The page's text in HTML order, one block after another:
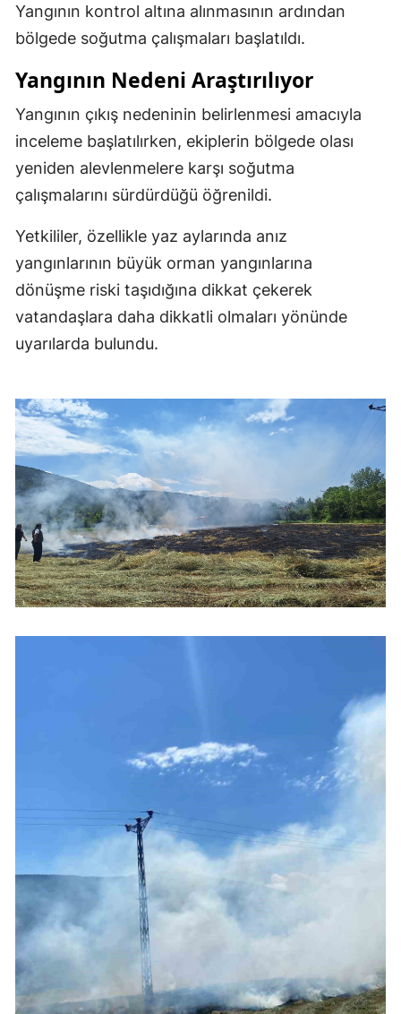
Yangının kontrol altına alınmasının ardından
bölgede soğutma çalışmaları başlatıldı.
Yangının Nedeni Araştırılıyor
Yangının çıkış nedeninin belirlenmesi amacıyla
inceleme başlatılırken, ekiplerin bölgede olası
yeniden alevlenmelere karşı soğutma
çalışmalarını sürdürdüğü öğrenildi.
Yetkililer, özellikle yaz aylarında anız
yangınlarının büyük orman yangınlarına
dönüşme riski taşıdığına dikkat çekerek
vatandaşlara daha dikkatli olmaları yönünde
uyarılarda bulundu.